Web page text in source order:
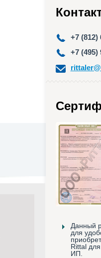
+7 (812)
+7 (495)
Данный
для
Rittal
ИП.